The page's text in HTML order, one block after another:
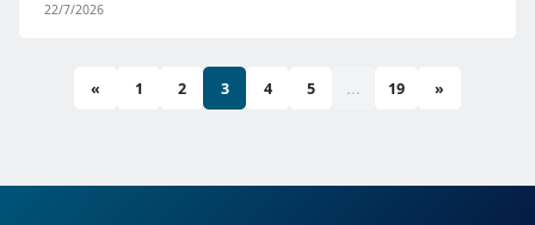
22/7/2026
« 1 2 3 4 5 ... 19 »